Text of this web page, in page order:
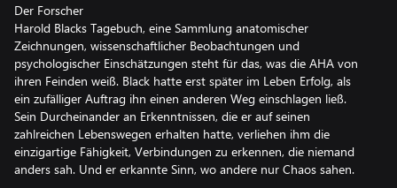
Der Forscher
Harold Blacks Tagebuch, eine Sammlung anatomischer
Zeichnungen, wissenschaftlicher Beobachtungen und
psychologischer Einschätzungen steht für das, was die AHA von
ihren Feinden weiß. Black hatte erst später im Leben Erfolg, als
ein zufälliger Auftrag ihn einen anderen Weg einschlagen ließ.
Sein Durcheinander an Erkenntnissen, die er auf seinen
zahlreichen Lebenswegen erhalten hatte, verliehen ihm die
einzigartige Fähigkeit, Verbindungen zu erkennen, die niemand
anders sah. Und er erkannte Sinn, wo andere nur Chaos sahen.